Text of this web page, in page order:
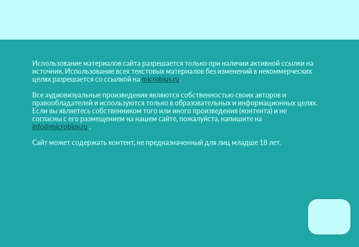
Использование материалов сайта разрешается только при наличии активной ссылки на
источник. Использование всех текстовых материалов без изменений в некоммерческих
целях разрешается со ссылкой на microbius.ru.
Все аудиовизуальные произведения являются собственностью своих авторов и
правообладателей и используются только в образовательных и информационных целях.
Если вы являетесь собственником того или иного произведения (контента) и не
согласны с его размещением на нашем сайте, пожалуйста, напишите на
info@microbius.ru .
Сайт может содержать контент, не предназначенный для лиц младше 18 лет.